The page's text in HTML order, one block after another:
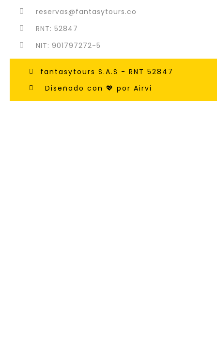
reservas@fantasytours.co
RNT: 52847
NIT: 901797272-5
fantasytours S.A.S - RNT 52847
Diseñado con 💖 por Airvi